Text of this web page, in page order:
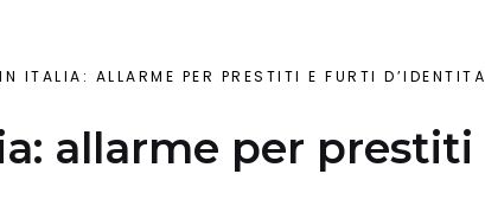
ITALIA: ALLARME PER PRESTITI E FURTI D’IDENTITÀ
allarme per prestiti